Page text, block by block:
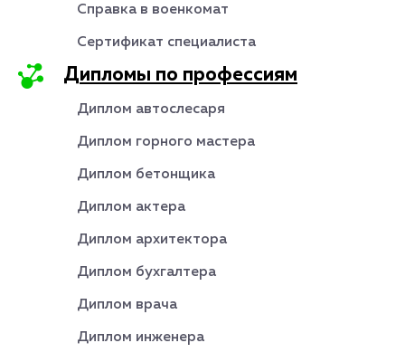
Справка в военкомат
Сертификат специалиста
Дипломы по профессиям
Диплом автослесаря
Диплом горного мастера
Диплом бетонщика
Диплом актера
Диплом архитектора
Диплом бухгалтера
Диплом врача
Диплом инженера